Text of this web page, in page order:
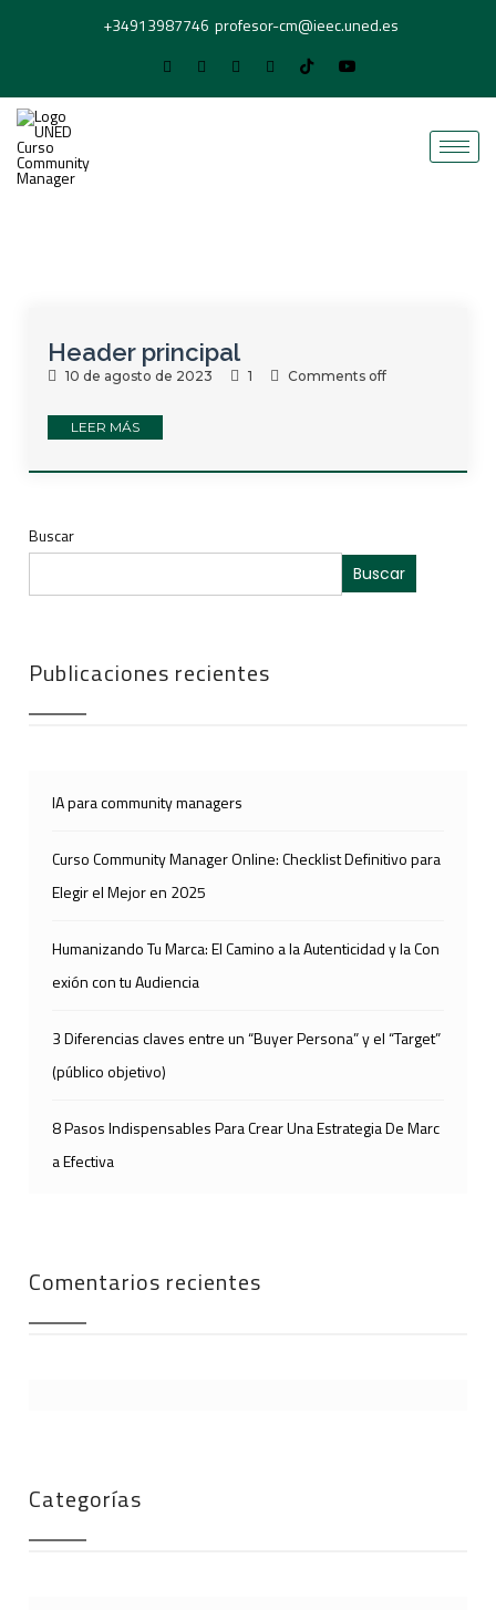
+34913987746 profesor-cm@ieec.uned.es
Header principal
10 de agosto de 2023 1 Comments off
LEER MÁS
Buscar
Buscar
Publicaciones recientes
IA para community managers
Curso Community Manager Online: Checklist Definitivo para
Elegir el Mejor en 2025
Humanizando Tu Marca: El Camino a la Autenticidad y la Con
exión con tu Audiencia
3 Diferencias claves entre un “Buyer Persona” y el “Target”
(público objetivo)
8 Pasos Indispensables Para Crear Una Estrategia De Marc
a Efectiva
Comentarios recientes
Categorías